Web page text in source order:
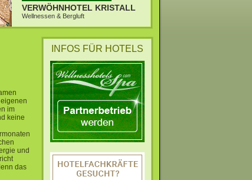
VERWÖHNHOTEL KRISTALL
Wellnessen & Bergluft
im
keine
und
das
INFOS FÜR HOTELS